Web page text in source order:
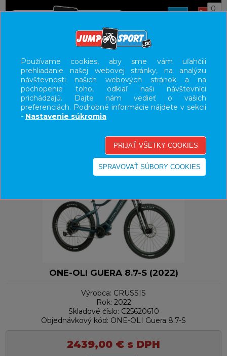
0
E-BIKE HORSKÉ HARDTAIL, PEVNÉ
UŽÍVATEĽSKÝ PANEL
KATEGÓRIE
VÝPREDAJ - VŠETKO
ONE-OLI GUERA 8.7-S (2022)
Výrobca: CRUSSIS
Rok: 2022
Skladové číslo: C25620610
Objednávkový kód: ONE-OLI Guera 8.7-S
2439,00 € s DPH
Používame cookies, aby sme vám uľahčili
prehliadanie našej webovej stránky, na analýzu
návštevnosti našich webových stránok a na
pochopenie toho, odkiaľ naši návštevníci
prichádzajú. Dajte nám vedieť o vašich
preferenciách. Podrobné informácie nájdete v sekcii
- Nastavenie súkromia